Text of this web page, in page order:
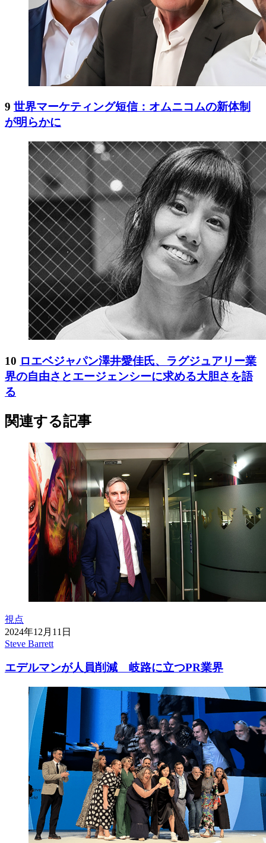
9 世界マーケティング短信：オムニコムの新体制
が明らかに
10 ロエベジャパン澤井愛佳氏、ラグジュアリー業
界の自由さとエージェンシーに求める大胆さを語
る
関連する記事
視点
2024年12月11日
Steve Barrett
エデルマンが人員削減 岐路に立つPR業界